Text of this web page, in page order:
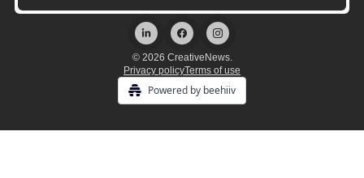
© 2026 CreativeNews.
Privacy policyTerms of use
Powered by beehiiv